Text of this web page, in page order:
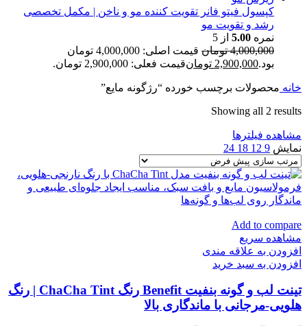
کپسول فیتو فانر تقویت کننده مو و ناخن | مکمل تخصصی
رشد و تقویت مو
نمره 5.00 از 5
4,000,000 تومان
قیمت اصلی: 4,000,000 تومان
بود.2,900,000 تومانقیمت فعلی: 2,900,000 تومان.
خانه محصولات برچسب خورده “رژگونه مایع”
Showing all 2 results
مشاهده فیلترها
نمایش 9
12
18
24
Add to compare
مشاهده سریع
افزودن به علاقه مندی
افزودن به سبد خرید
تینت لب و گونه بنفیت Benefit رنگ ChaCha Tint | رنگ
هلویی-مرجانی با ماندگاری بالا